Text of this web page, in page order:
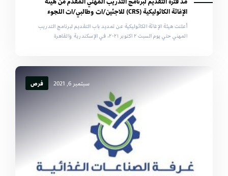
الإغاثة الكاثوليكية (CRS) للاجئين/ات وطالبي/ات اللجوء
أعلنت هيئة الإغاثة الكاثوليكية عن تمديد باب التقديم لبرنامج التدريب
المهني حتي يوم السبت ٢ اكتوبر ٢٠٢١، في الإسكندرية والقاهرة
سبتمبر 6, 2021 فرص